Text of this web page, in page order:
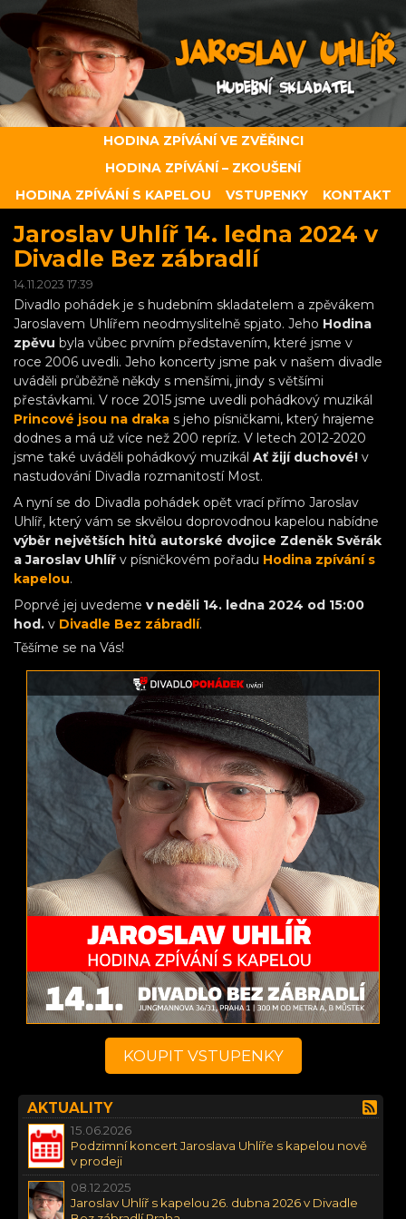
HODINA ZPÍVÁNÍ VE ZVĚŘINCI
HODINA ZPÍVÁNÍ – ZKOUŠENÍ
HODINA ZPÍVÁNÍ S KAPELOU
VSTUPENKY KONTAKT
Jaroslav Uhlíř 14. ledna 2024 v
Divadle Bez zábradlí
14.11.2023 17:39
Divadlo pohádek je s hudebním skladatelem a zpěvákem
Jaroslavem Uhlířem neodmyslitelně spjato. Jeho Hodina
zpěvu byla vůbec prvním představením, které jsme v
roce 2006 uvedli. Jeho koncerty jsme pak v našem divadle
uváděli průběžně někdy s menšími, jindy s většími
přestávkami. V roce 2015 jsme uvedli pohádkový muzikál
Princové jsou na draka s jeho písničkami, který hrajeme
dodnes a má už více než 200 repríz. V letech 2012-2020
jsme také uváděli pohádkový muzikál Ať žijí duchové! v
nastudování Divadla rozmanitostí Most.
A nyní se do Divadla pohádek opět vrací přímo Jaroslav
Uhlíř, který vám se skvělou doprovodnou kapelou nabídne
výběr největších hitů autorské dvojice Zdeněk Svěrák
a Jaroslav Uhlíř v písničkovém pořadu Hodina zpívání s
kapelou.
Poprvé jej uvedeme v neděli 14. ledna 2024 od 15:00
hod. v Divadle Bez zábradlí.
Těšíme se na Vás!
KOUPIT VSTUPENKY
AKTUALITY
15.06.2026
Podzimní koncert Jaroslava Uhlíře s kapelou nově
v prodeji
08.12.2025
Jaroslav Uhlíř s kapelou 26. dubna 2026 v Divadle